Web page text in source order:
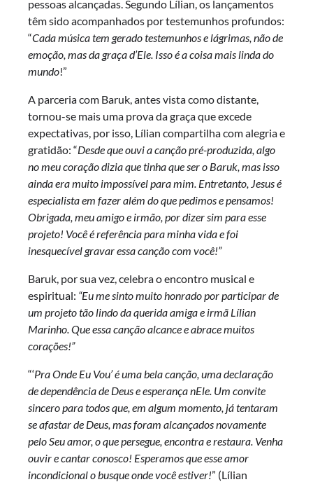
pessoas alcançadas. Segundo Lílian, os lançamentos
têm sido acompanhados por testemunhos profundos:
“Cada música tem gerado testemunhos e lágrimas, não de
emoção, mas da graça d’Ele. Isso é a coisa mais linda do
mundo!”
A parceria com Baruk, antes vista como distante,
tornou-se mais uma prova da graça que excede
expectativas, por isso, Lílian compartilha com alegria e
gratidão: “Desde que ouvi a canção pré-produzida, algo
no meu coração dizia que tinha que ser o Baruk, mas isso
ainda era muito impossível para mim. Entretanto, Jesus é
especialista em fazer além do que pedimos e pensamos!
Obrigada, meu amigo e irmão, por dizer sim para esse
projeto! Você é referência para minha vida e foi
inesquecível gravar essa canção com você!”
Baruk, por sua vez, celebra o encontro musical e
espiritual: “Eu me sinto muito honrado por participar de
um projeto tão lindo da querida amiga e irmã Lílian
Marinho. Que essa canção alcance e abrace muitos
corações!”
“‘Pra Onde Eu Vou’é uma bela canção, uma declaração
de dependência de Deus e esperança nEle. Um convite
sincero para todos que, em algum momento, já tentaram
se afastar de Deus, mas foram alcançados novamente
pelo Seu amor, o que persegue, encontra e restaura. Venha
ouvir e cantar conosco! Esperamos que esse amor
incondicional o busque onde você estiver!” (Lílian